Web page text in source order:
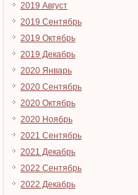
2019 Август
2019 Сентябрь
2019 Октябрь
2019 Декабрь
2020 Январь
2020 Сентябрь
2020 Октябрь
2020 Ноябрь
2021 Сентябрь
2021 Декабрь
2022 Сентябрь
2022 Декабрь